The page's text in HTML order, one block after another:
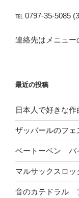
℡ 0797-35-5085
連絡先はメニュー
最近の投稿
日本人で好きな
ザッバールのフェ
ベートーベン バ
マルサックスロ
音のカテドラル